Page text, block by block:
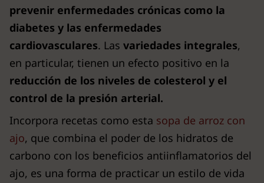
prevenir enfermedades crónicas como la
diabetes y las enfermedades
cardiovasculares. Las variedades integrales,
en particular, tienen un efecto positivo en la
reducción de los niveles de colesterol y el
control de la presión arterial.
Incorpora recetas como esta sopa de arroz con
ajo, que combina el poder de los hidratos de
carbono con los beneficios antiinflamatorios del
ajo, es una forma de practicar un estilo de vida